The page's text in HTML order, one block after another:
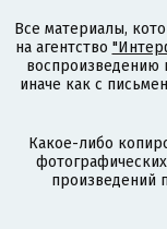
Все материалы,
на агентство
иначе как с
Какое-либо
произведений